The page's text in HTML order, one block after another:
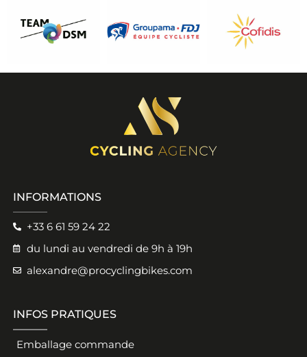
INFORMATIONS
+33 6 61 59 24 22
du lundi au vendredi de 9h à 19h
alexandre@procyclingbikes.com
INFOS PRATIQUES
Emballage commande